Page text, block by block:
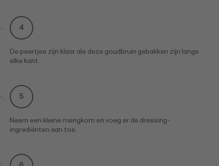
De peertjes zijn klaar als deze goudbruin gebakken zijn langs
elke kant.
Neem een kleine mengkom en voeg er de dressing-
ingrediënten aan toe.